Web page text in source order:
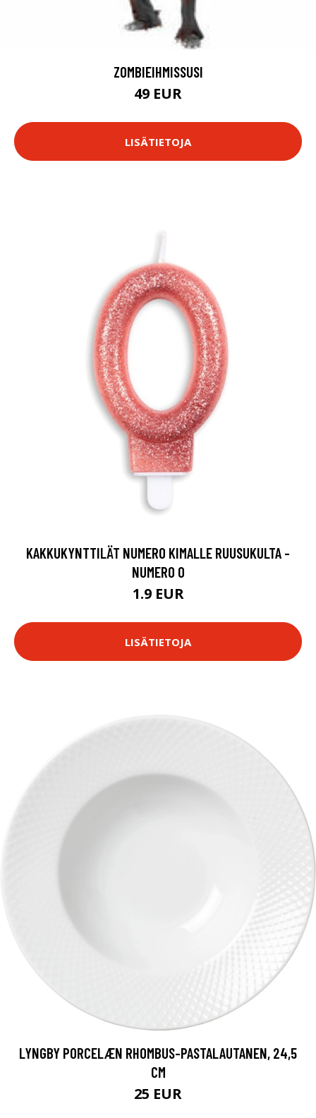
ZOMBIEIHMISSUSI
49 EUR
LISÄTIETOJA
KAKKUKYNTTILÄT NUMERO KIMALLE RUUSUKULTA -
NUMERO 0
1.9 EUR
LISÄTIETOJA
LYNGBY PORCELÆN RHOMBUS-PASTALAUTANEN, 24,5
CM
25 EUR